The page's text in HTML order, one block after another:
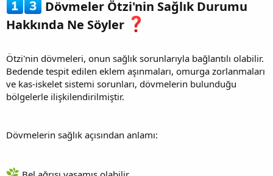
Dövmeler Ötzi'nin Sağlık Durumu
Hakkında Ne Söyler
Ötzi'nin dövmeleri, onun sağlık sorunlarıyla bağlantılı olabilir.
Bedende tespit edilen eklem aşınmaları, omurga zorlanmaları
ve kas-iskelet sistemi sorunları, dövmelerin bulunduğu
bölgelerle ilişkilendirilmiştir.
Dövmelerin sağlık açısından anlamı: